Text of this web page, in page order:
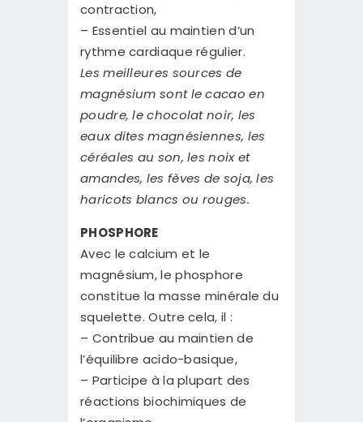
contraction,
– Essentiel au maintien d’un
rythme cardiaque régulier.
Les meilleures sources de
magnésium sont le cacao en
poudre, le chocolat noir, les
eaux dites magnésiennes, les
céréales au son, les noix et
amandes, les fèves de soja, les
haricots blancs ou rouges.
PHOSPHORE
Avec le calcium et le
magnésium, le phosphore
constitue la masse minérale du
squelette. Outre cela, il :
– Contribue au maintien de
l’équilibre acido-basique,
– Participe à la plupart des
réactions biochimiques de